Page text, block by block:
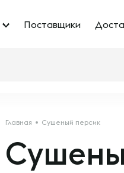
Поставщики
Главная Сушеный персик